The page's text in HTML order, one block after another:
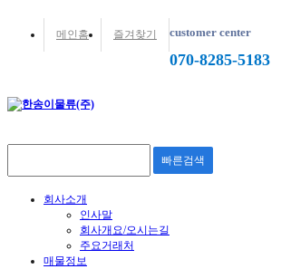
메인홈 즐겨찾기 customer center
070-8285-5183
빠른검색
회사소개
인사말
회사개요/오시는길
주요거래처
매물정보